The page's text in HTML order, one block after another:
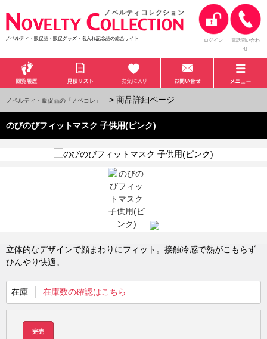
ノベルティ・販促品・販促グッズ・名入れ記念品の総合サイト ログイン
電話問い合わ
せ
ノベルティ・販促品の「ノベコレ」 > 商品詳細ページ
のびのびフィットマスク 子供用(ピンク)
立体的なデザインで顔まわりにフィット。接触冷感で熱がこもらず
ひんやり快適。
在庫 在庫数の確認はこちら
完売